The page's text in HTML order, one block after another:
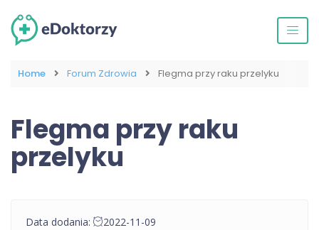
Home Forum Zdrowia Flegma przy raku przelyku
Flegma przy raku
przelyku
Data dodania: 2022-11-09